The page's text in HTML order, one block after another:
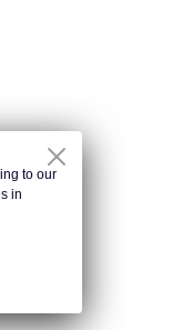
to our
in